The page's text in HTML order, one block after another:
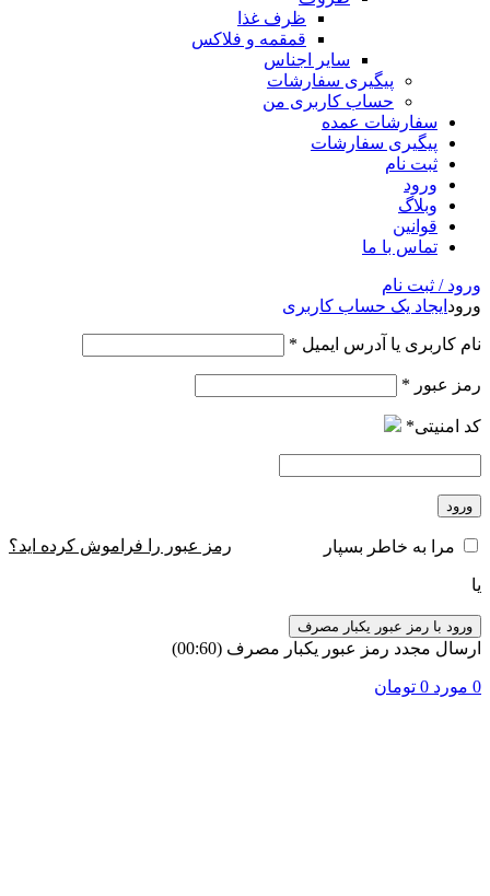
ظرف غذا
قمقمه و فلاکس
سایر اجناس
پیگیری سفارشات
حساب کاربری من
سفارشات عمده
پیگیری سفارشات
ثبت نام
ورود
وبلاگ
قوانین
تماس با ما
ورود / ثبت نام
ورود ایجاد یک حساب کاربری
نام کاربری یا آدرس ایمیل *
رمز عبور *
کد امنیتی*
ورود
رمز عبور را فراموش کرده اید؟ مرا به خاطر بسپار
یا
ورود با رمز عبور یکبار مصرف
ارسال مجدد رمز عبور یکبار مصرف (00:
60
)
0 مورد 0 تومان